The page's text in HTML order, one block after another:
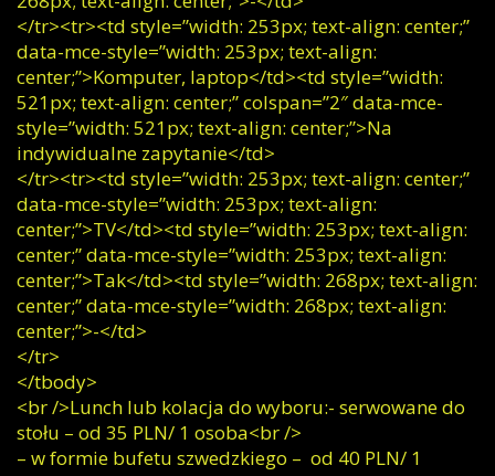
</tr><tr><td style=”width: 253px; text-align: center;”
data-mce-style=”width: 253px; text-align:
center;”>Komputer, laptop</td><td style=”width:
521px; text-align: center;” colspan=”2″ data-mce-
style=”width: 521px; text-align: center;”>Na
indywidualne zapytanie</td>
</tr><tr><td style=”width: 253px; text-align: center;”
data-mce-style=”width: 253px; text-align:
center;”>TV</td><td style=”width: 253px; text-align:
center;” data-mce-style=”width: 253px; text-align:
center;”>Tak</td><td style=”width: 268px; text-align:
center;” data-mce-style=”width: 268px; text-align:
center;”>-</td>
</tr>
</tbody>
<br />Lunch lub kolacja do wyboru:- serwowane do
stołu – od 35 PLN/ 1 osoba<br />
– w formie bufetu szwedzkiego – od 40 PLN/ 1